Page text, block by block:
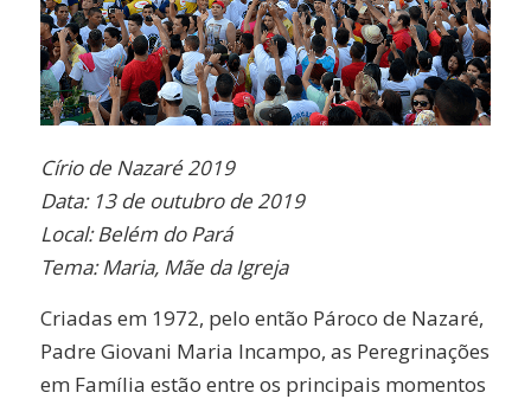
Círio de Nazaré 2019
Data: 13 de outubro de 2019
Local: Belém do Pará
Tema: Maria, Mãe da Igreja
Criadas em 1972, pelo então Pároco de Nazaré,
Padre Giovani Maria Incampo, as Peregrinações
em Família estão entre os principais momentos